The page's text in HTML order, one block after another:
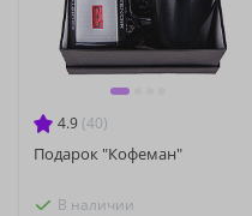
4.9 (40)
Подарок "Кофеман"
В наличии